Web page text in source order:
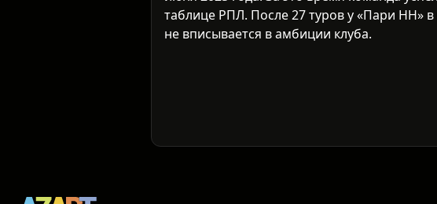
таблице РПЛ. После 27 туров у «Пари НН» в
не вписывается в амбиции клуба.